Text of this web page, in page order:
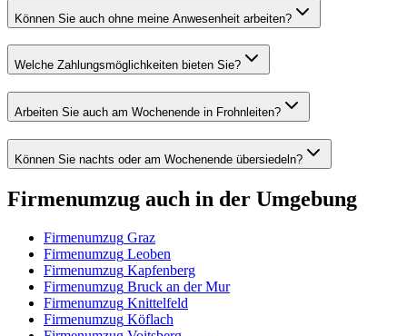
Können Sie auch ohne meine Anwesenheit arbeiten?
Welche Zahlungsmöglichkeiten bieten Sie?
Arbeiten Sie auch am Wochenende in Frohnleiten?
Können Sie nachts oder am Wochenende übersiedeln?
Firmenumzug auch in der Umgebung
Firmenumzug Graz
Firmenumzug Leoben
Firmenumzug Kapfenberg
Firmenumzug Bruck an der Mur
Firmenumzug Knittelfeld
Firmenumzug Köflach